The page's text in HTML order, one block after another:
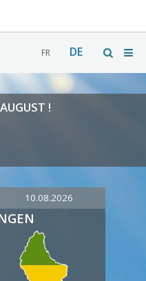
FR DE
!
10.08.2026